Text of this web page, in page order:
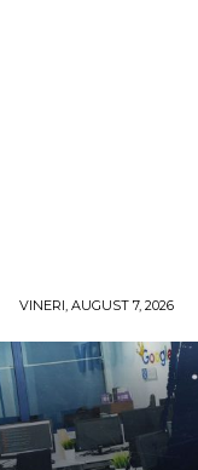
VINERI, AUGUST 7, 2026